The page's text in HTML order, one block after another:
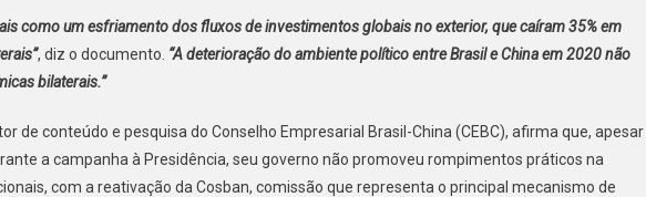
como um esfriamento dos fluxos de investimentos globais no exterior, que caíram 35% em
, diz o documento. “A deterioração do ambiente político entre Brasil e China em 2020 não
bilaterais.”
de conteúdo e pesquisa do Conselho Empresarial Brasil-China (CEBC), afirma que, apesar
a campanha à Presidência, seu governo não promoveu rompimentos práticos na
com a reativação da Cosban, comissão que representa o principal mecanismo de